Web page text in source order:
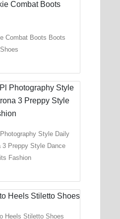
Combat Boots Boots
Shoes
Style Daily
3 Preppy Style Dance
Fashion
Heels Stiletto Shoes